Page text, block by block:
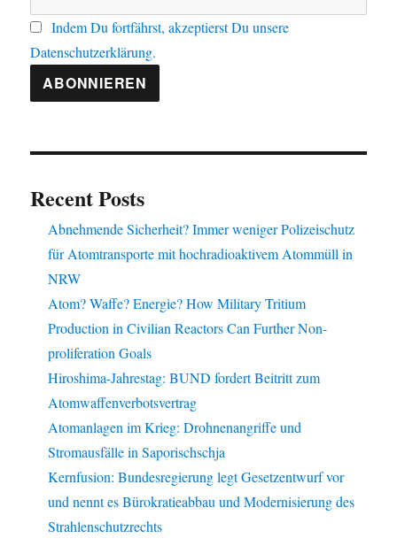
Indem Du fortfährst, akzeptierst Du unsere
Datenschutzerklärung.
Recent Posts
Abnehmende Sicherheit? Immer weniger Polizeischutz
für Atomtransporte mit hochradioaktivem Atommüll in
NRW
Atom? Waffe? Energie? How Military Tritium
Production in Civilian Reactors Can Further Non-
proliferation Goals
Hiroshima-Jahrestag: BUND fordert Beitritt zum
Atomwaffenverbotsvertrag
Atomanlagen im Krieg: Drohnenangriffe und
Stromausfälle in Saporischschja
Kernfusion: Bundesregierung legt Gesetzentwurf vor
und nennt es Bürokratieabbau und Modernisierung des
Strahlenschutzrechts